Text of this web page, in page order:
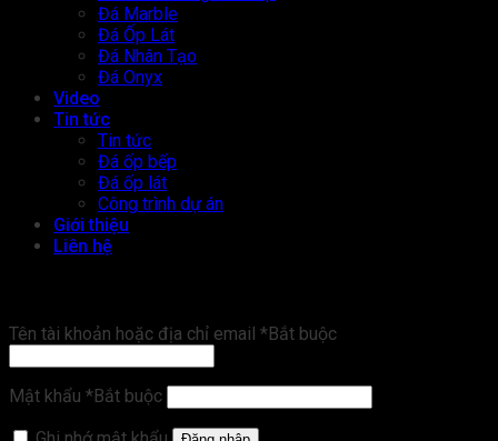
Đá Marble
Đá Ốp Lát
Đá Nhân Tạo
Đá Onyx
Video
Tin tức
Tin tức
Đá ốp bếp
Đá ốp lát
Công trình dự án
Giới thiệu
Liên hệ
Tên tài khoản hoặc địa chỉ email *Bắt buộc
Mật khẩu *Bắt buộc